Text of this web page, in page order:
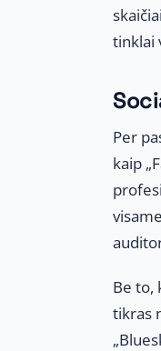
tinklai
Per
kaip
Be to,
tikras